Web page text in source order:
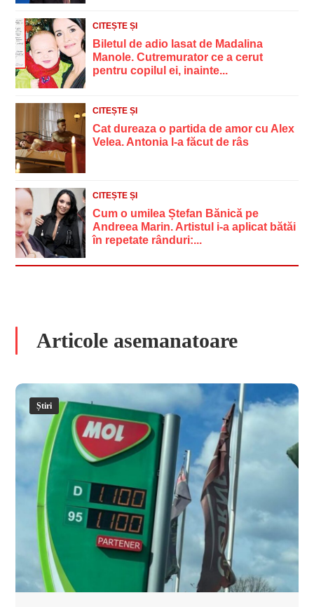
CITEȘTE ȘI
Biletul de adio lasat de Madalina
Manole. Cutremurator ce a cerut
pentru copilul ei, inainte...
CITEȘTE ȘI
Cat dureaza o partida de amor cu Alex
Velea. Antonia l-a făcut de râs
CITEȘTE ȘI
Cum o umilea Ștefan Bănică pe
Andreea Marin. Artistul i-a aplicat bătăi
în repetate rânduri:...
Articole asemanatoare
Știri